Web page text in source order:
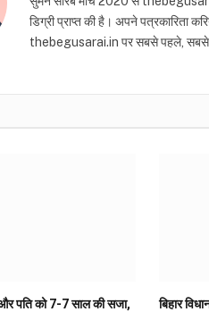
डिग्री प्राप्त की है। अपने पत्रकारिता
thebegusarai.in पर सबसे पहले, सबसे
और पति को 7-7 साल की सजा,
बिहार